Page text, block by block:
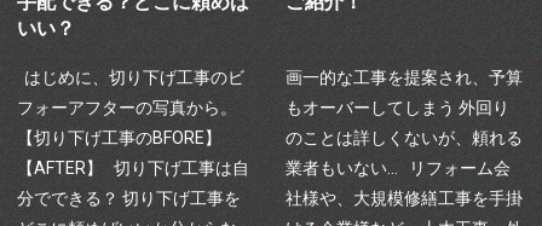
いい？
はじめに、切り下げ工事のビ
フォーアフターの写真から。
【切り下げ工事のBFORE】
【AFTER】 切り下げ工事は自
分でできる？ 切り下げ工事を
画一的な工事を提案され、予算
もオーバーしてしまう 外回り
のことは詳しくないが、頼れる
業者もいない… リフォーム会
社様や、大規模修繕工事を手掛